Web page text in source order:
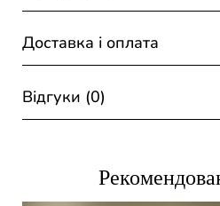
Доставка і оплата
Відгуки (0)